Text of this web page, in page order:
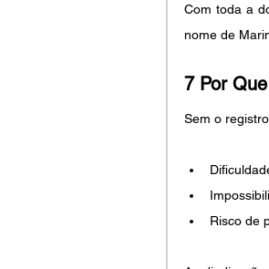
Com toda a
nome de
7 Por
Sem o
Risco de